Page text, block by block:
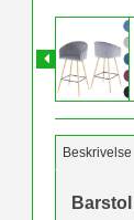
Beskrivelse